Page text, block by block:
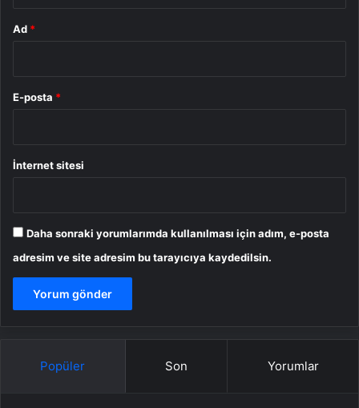
Ad *
E-posta *
İnternet sitesi
Daha sonraki yorumlarımda kullanılması için adım, e-posta
adresim ve site adresim bu tarayıcıya kaydedilsin.
Popüler Son Yorumlar